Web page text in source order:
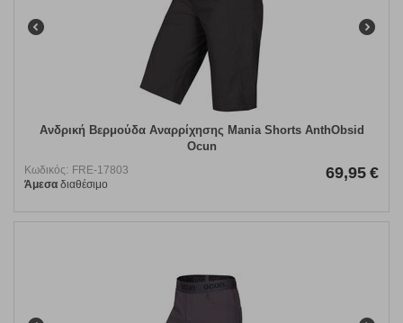
Ανδρική Βερμούδα Αναρρίχησης Mania Shorts AnthObsid
Ocun
Κωδικός: FRE-17803
Άμεσα διαθέσιμο
69,95 €